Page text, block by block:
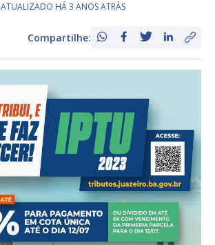
ATUALIZADO HÁ 3 ANOS ATRÁS
Compartilhe: